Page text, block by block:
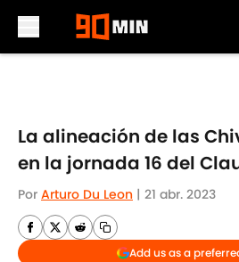
La alineación de las
en la jornada 16 del
Por Arturo Du Leon | 21 abr. 2023
Add us as a